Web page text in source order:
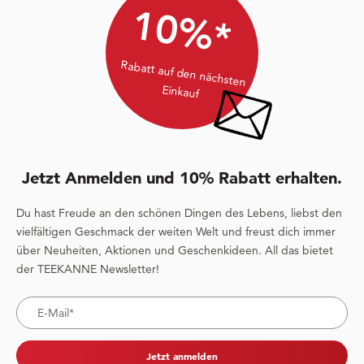
10%*
Rabatt auf den nächsten
Einkauf
Jetzt Anmelden und 10% Rabatt erhalten.
Du hast Freude an den schönen Dingen des Lebens, liebst den
vielfältigen Geschmack der weiten Welt und freust dich immer
über Neuheiten, Aktionen und Geschenkideen. All das bietet
der TEEKANNE Newsletter!
Jetzt anmelden